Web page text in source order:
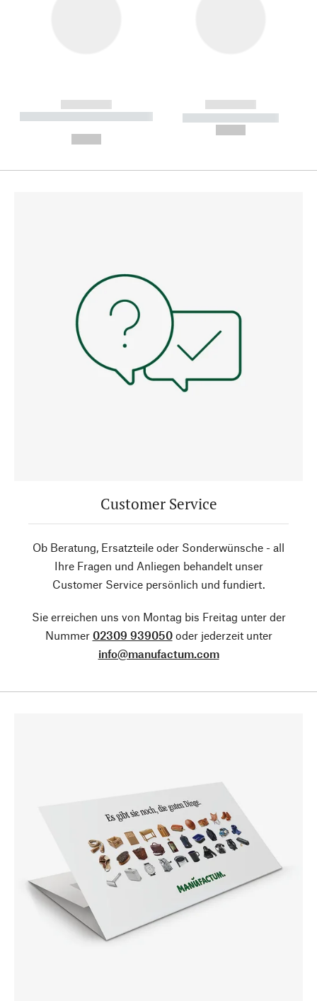
------------
----------- ----------- --------
------------
----------- -----------
Customer Service
Ob Beratung, Ersatzteile oder Sonderwünsche - all
Ihre Fragen und Anliegen behandelt unser
Customer Service persönlich und fundiert.
Sie erreichen uns von Montag bis Freitag unter der
Nummer 02309 939050oder jederzeit unter
info@manufactum.com